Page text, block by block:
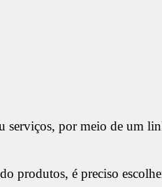
serviços, por meio de um
produtos, é preciso